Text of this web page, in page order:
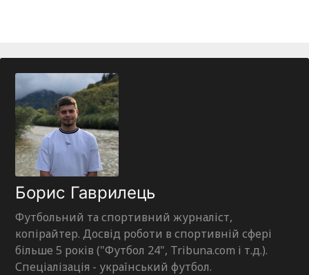
Борис Гаврилець
Футбольний та спортивний журналіст,
копірайтер. Досвід роботи в спортивній сфері
більше 5 років ("Футбол 24", Tribuna.com і т.д.).
Спеціалізація - український футбол.